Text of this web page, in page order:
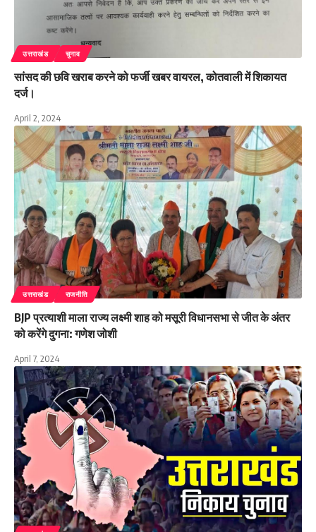
उत्तराखंड चुनाव
सांसद की छवि खराब करने को फर्जी खबर वायरल, कोतवाली में शिकायत
दर्ज।
April 2, 2024
उत्तराखंड राजनीति
BJP प्रत्याशी माला राज्य लक्ष्मी शाह को मसूरी विधानसभा से जीत के अंतर
को करेंगे दुगना: गणेश जोशी
April 7, 2024